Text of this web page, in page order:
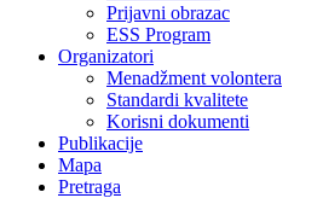
Prijavni obrazac
ESS Program
Organizatori
Menadžment volontera
Standardi kvalitete
Korisni dokumenti
Publikacije
Mapa
Pretraga